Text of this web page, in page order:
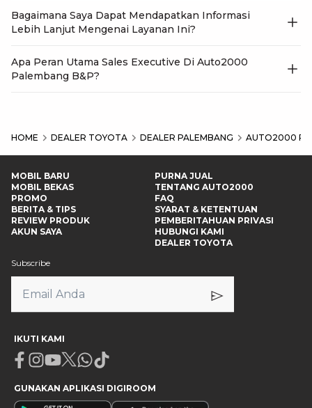
Bagaimana Saya Dapat Mendapatkan Informasi
Lebih Lanjut Mengenai Layanan Ini?
Apa Peran Utama Sales Executive Di Auto2000
Palembang B&P?
HOME DEALER TOYOTA DEALER PALEMBANG AUTO2000
MOBIL BARU
MOBIL BEKAS
PROMO
BERITA & TIPS
REVIEW PRODUK
AKUN SAYA
PURNA JUAL
TENTANG AUTO2000
FAQ
SYARAT & KETENTUAN
PEMBERITAHUAN PRIVASI
HUBUNGI KAMI
DEALER TOYOTA
Subscribe
IKUTI KAMI
Facebook
Instagram
Youtube
X Whatsapp
Tiktok
GUNAKAN APLIKASI DIGIROOM